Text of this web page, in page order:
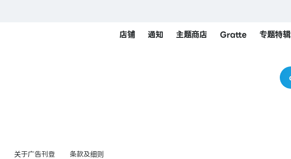
店铺 通知 主题商店 Gratte 专题特辑
关于广告刊登 条款及细则